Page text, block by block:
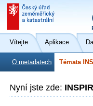
Vítejte Aplikace
O metadatech Témata
Nyní jste zde: